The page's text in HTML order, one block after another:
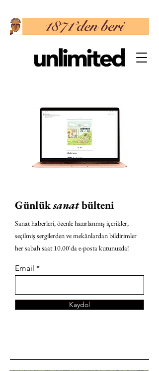
Günlüksanatbülteni
Sanat haberleri, özenle hazırlanmış içerikler,
seçilmiş sergilerden ve mekânlardan bildirimler
her sabah saat 10.00'da e-posta kutunuzda!
Email
Kaydol